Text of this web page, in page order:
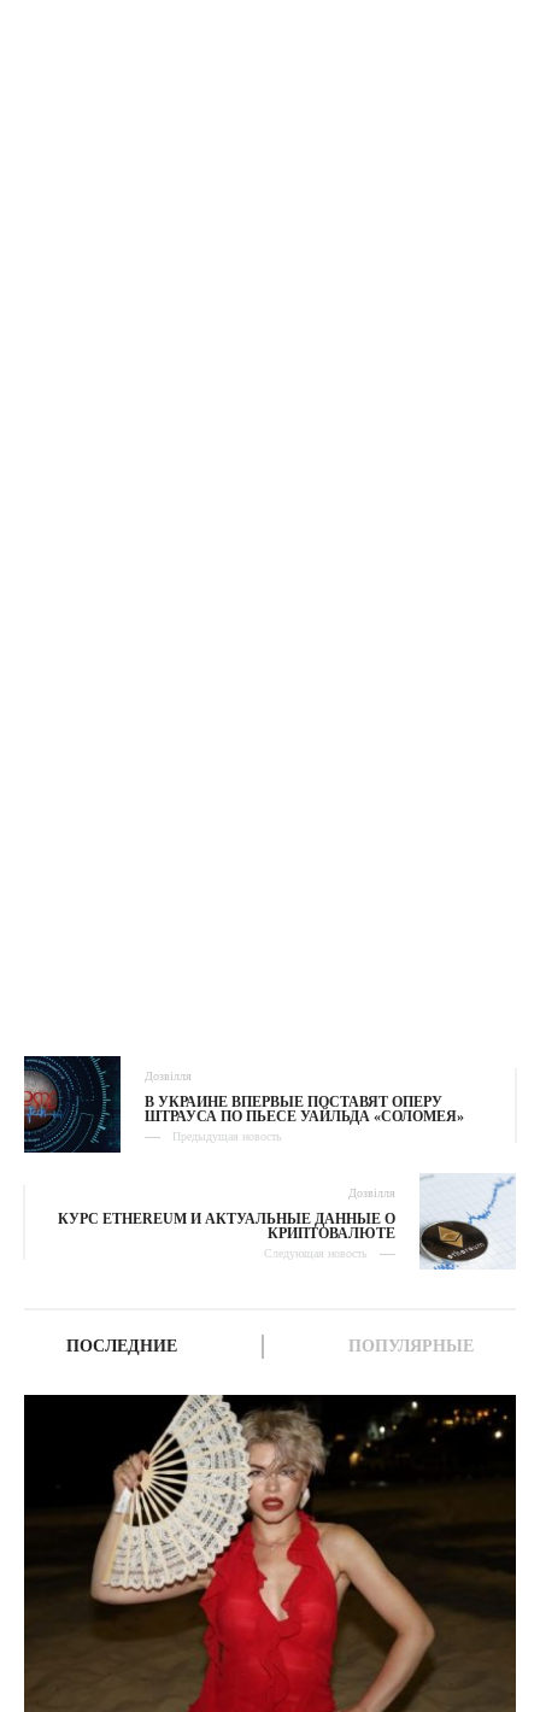
Дозвілля
В УКРАИНЕ ВПЕРВЫЕ ПОСТАВЯТ ОПЕРУ
ШТРАУСА ПО ПЬЕСЕ УАЙЛЬДА «СОЛОМЕЯ»
Предыдущая новость
Дозвілля
КУРС ETHEREUM И АКТУАЛЬНЫЕ ДАННЫЕ О
КРИПТОВАЛЮТЕ
Следующая новость
ПОСЛЕДНИЕ ПОПУЛЯРНЫЕ